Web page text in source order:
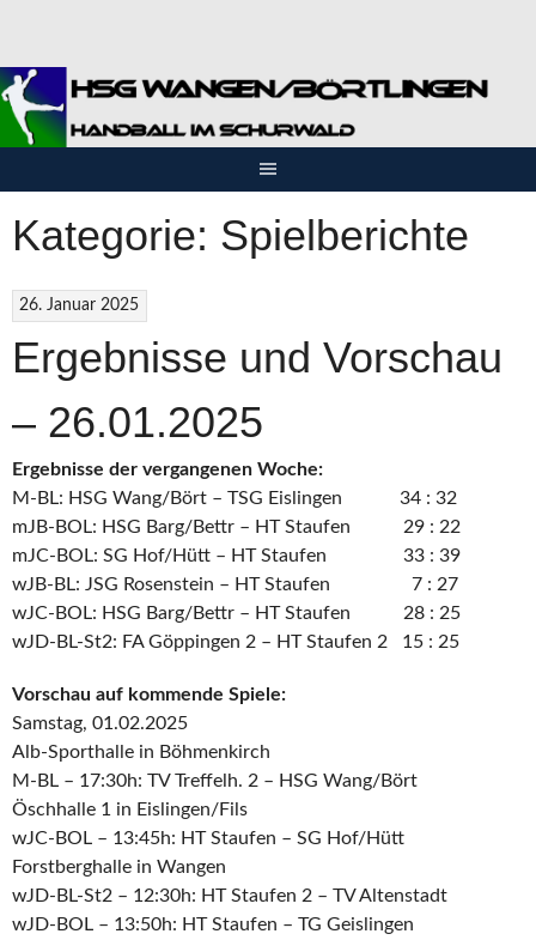
Inhalt
Kategorie: Spielberichte
26. Januar 2025
Ergebnisse und Vorschau
– 26.01.2025
Ergebnisse der vergangenen Woche:
M-BL: HSG Wang/Bört – TSG Eislingen 34 : 32
mJB-BOL: HSG Barg/Bettr – HT Staufen 29 : 22
mJC-BOL: SG Hof/Hütt – HT Staufen 33 : 39
wJB-BL: JSG Rosenstein – HT Staufen 7 : 27
wJC-BOL: HSG Barg/Bettr – HT Staufen 28 : 25
wJD-BL-St2: FA Göppingen 2 – HT Staufen 2 15 : 25
Vorschau auf kommende Spiele:
Samstag, 01.02.2025
Alb-Sporthalle in Böhmenkirch
M-BL – 17:30h: TV Treffelh. 2 – HSG Wang/Bört
Öschhalle 1 in Eislingen/Fils
wJC-BOL – 13:45h: HT Staufen – SG Hof/Hütt
Forstberghalle in Wangen
wJD-BL-St2 – 12:30h: HT Staufen 2 – TV Altenstadt
wJD-BOL – 13:50h: HT Staufen – TG Geislingen